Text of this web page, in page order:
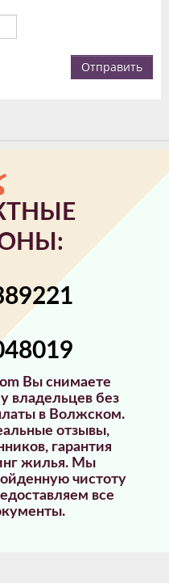
Отправить
Вы снимаете
владельцев без
в Волжском.
отзывы,
гарантия
жилья. Мы
чистоту
все